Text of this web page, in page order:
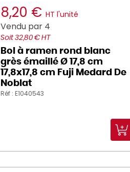
8,20 € HT l'unité
Vendu par 4
Soit 32,80 € HT
Bol à ramen rond blanc
grès émaillé Ø 17,8 cm
17,8x17,8 cm Fuji Medard De
Noblat
Réf : E1040543